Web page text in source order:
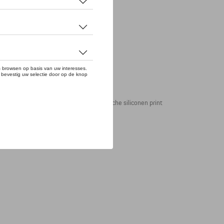
ronde hals en drijfstangprint. De Porsche siliconen print
en de zomen zijn dubbel gestikt